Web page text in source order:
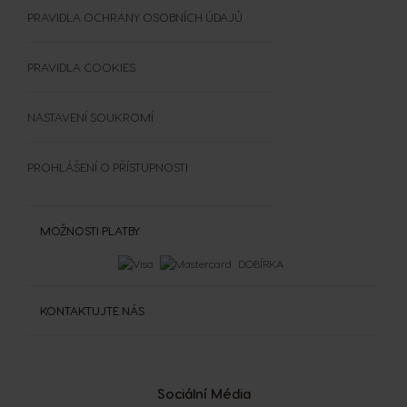
Šálky a termohrnky
Extra Space
Sociální Média
MOŽNOSTI PLATBY
DOBÍRKA
KONTAKTUJTE NÁS
PRAVIDLA OCHRANY OSOBNÍCH ÚDAJŮ
PRAVIDLA COOKIES
NASTAVENÍ SOUKROMÍ
PROHLÁŠENÍ O PŘÍSTUPNOSTI